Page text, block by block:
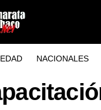
NACIONALES